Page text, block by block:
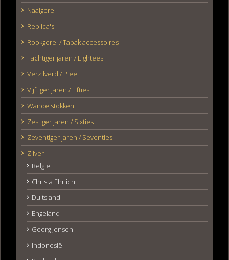
Naaigerei
Replica's
Rookgerei / Tabak accessoires
Tachtiger jaren / Eightees
Verzilverd / Pleet
Vijftiger jaren / Fifties
Wandelstokken
Zestiger jaren / Sixties
Zeventiger jaren / Seventies
Zilver
België
Christa Ehrlich
Duitsland
Engeland
Georg Jensen
Indonesië